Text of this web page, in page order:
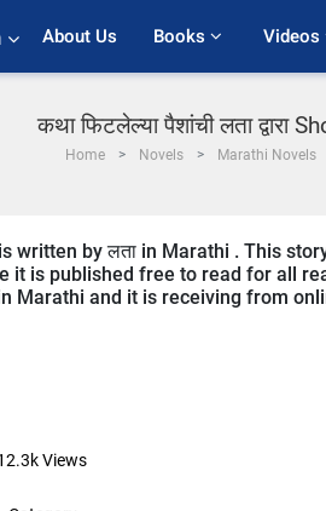
About Us Books Videos
कथा फिटलेल्या पैशांची लता द्वारा
Home Novels Marathi Novels
written by लता in Marathi . This
it is published free to read for all
Marathi and it is receiving from
Views